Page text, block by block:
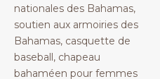
nationales des Bahamas,
soutien aux armoiries des
Bahamas, casquette de
baseball, chapeau
bahaméen pour femmes